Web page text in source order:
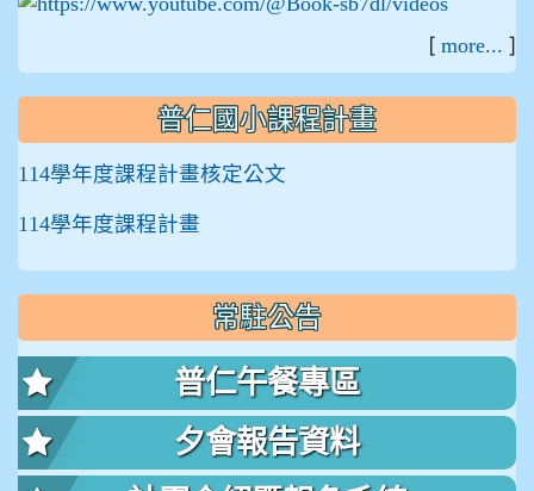
[ more... ]
普仁國小課程計畫
114學年度課程計畫核定公文
114學年度課程計畫
常駐公告
普仁午餐專區
夕會報告資料